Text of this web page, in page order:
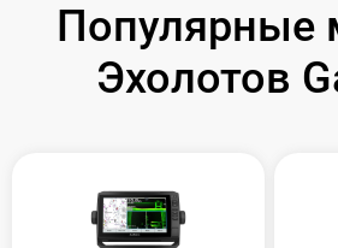
Популярные
Эхолотов